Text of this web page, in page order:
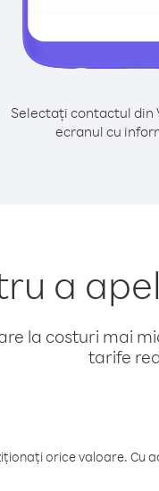
Selectați contactul din
ecranul cu
a
la costuri mai
tarife
orice valoare.